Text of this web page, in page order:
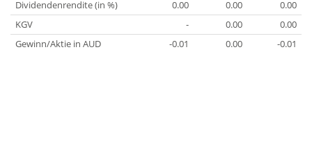
Dividendenrendite (in %)
0.00 0.00
0.00
KGV
- 0.00
0.00
Gewinn/Aktie in AUD
-0.01 0.00 -0.01